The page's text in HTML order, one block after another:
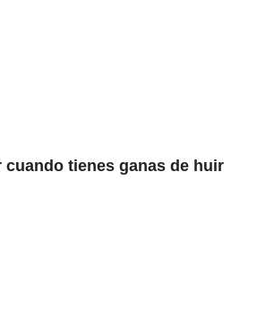
cuando tienes ganas de huir